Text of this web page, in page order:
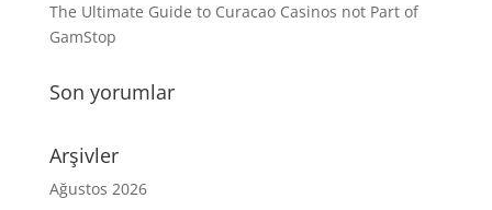
The Ultimate Guide to Curacao Casinos not Part of
GamStop
Son yorumlar
Arşivler
Ağustos 2026